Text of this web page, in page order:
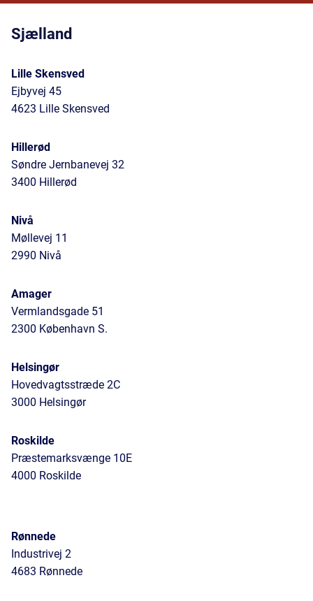
Sjælland
Lille Skensved
Ejbyvej 45
4623 Lille Skensved
Hillerød
Søndre Jernbanevej 32
3400 Hillerød
Nivå
Møllevej 11
2990 Nivå
Amager
Vermlandsgade 51
2300 København S.
Helsingør
Hovedvagtsstræde 2C
3000 Helsingør
Roskilde
Præstemarksvænge 10E
4000 Roskilde
Rønnede
Industrivej 2
4683 Rønnede